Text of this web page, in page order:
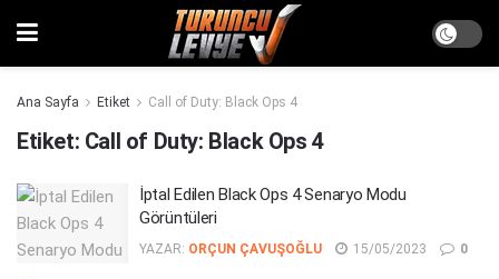
Ana Sayfa Etiket Call of Duty: Black Ops 4
Etiket: Call of Duty: Black Ops 4
İptal Edilen Black Ops 4 Senaryo Modu
Görüntüleri
YAZAR: ORÇUN ÇAVUŞOĞLU 15/05/2023 0